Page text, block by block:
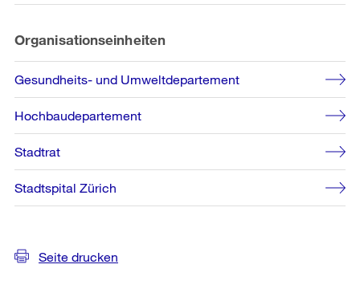
Organisationseinheiten
Gesundheits- und Umweltdepartement
Hochbaudepartement
Stadtrat
Stadtspital Zürich
Seite drucken